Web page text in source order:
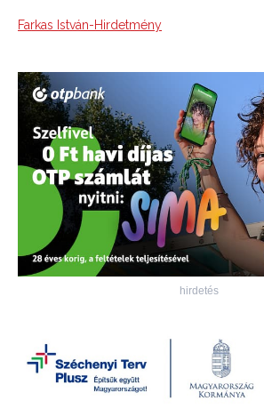
Farkas István-Hirdetmény
hirdetés